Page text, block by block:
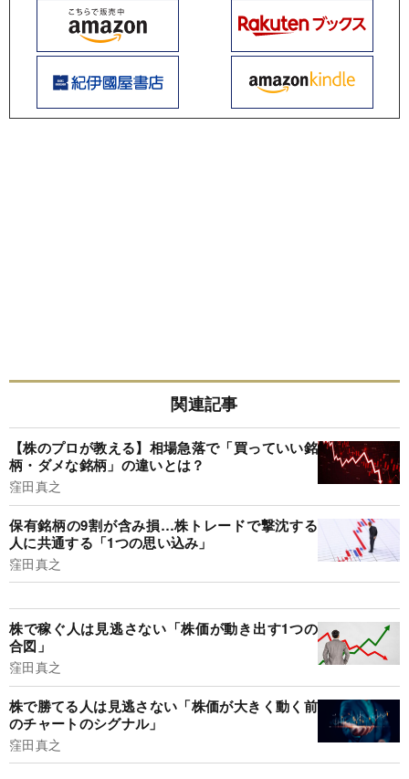
関連記事
【株のプロが教える】相場急落で「買っていい銘
柄・ダメな銘柄」の違いとは？
窪田真之
保有銘柄の9割が含み損…株トレードで撃沈する
人に共通する「1つの思い込み」
窪田真之
株で稼ぐ人は見逃さない「株価が動き出す1つの
合図」
窪田真之
株で勝てる人は見逃さない「株価が大きく動く前
のチャートのシグナル」
窪田真之